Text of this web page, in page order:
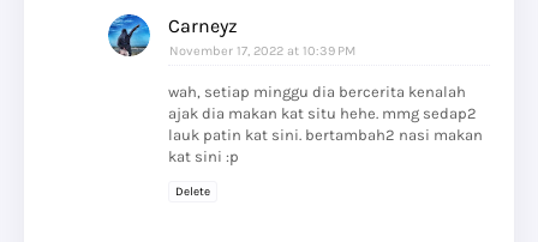
Carneyz
November 17, 2022 at 10:39 PM
wah, setiap minggu dia bercerita kenalah
ajak dia makan kat situ hehe. mmg sedap2
lauk patin kat sini. bertambah2 nasi makan
kat sini :p
Delete